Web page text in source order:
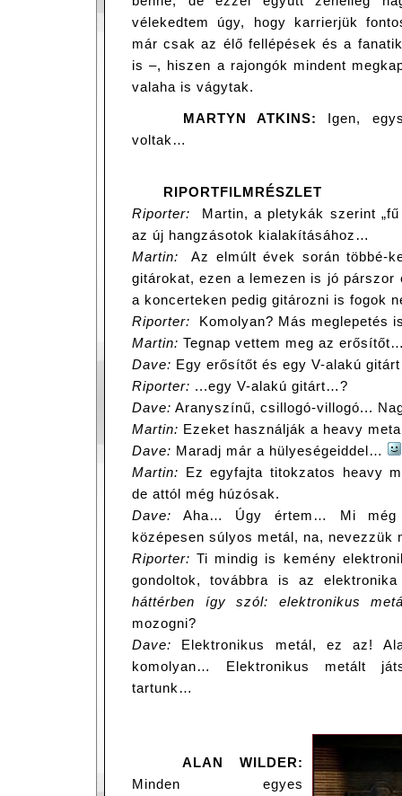
vélekedtem úgy, hogy karrierjük
már csak az élő fellépések és a
is –, hiszen a rajongók mindent
valaha is vágytak.
MARTYN ATKINS:
Igen,
voltak…
RIPORTFILMRÉSZLET
Riporter: Martin, a pletykák szerint
az új hangzásotok kialakításához…
Martin: Az elmúlt évek során többé-
gitárokat, ezen a lemezen is jó
a koncerteken pedig gitározni is fogok
Riporter: Komolyan? Más meglepetés
Martin: Tegnap vettem meg az
Dave: Egy erősítőt és egy V-alakú
Riporter: ...egy V-alakú gitárt…?
Dave: Aranyszínű, csillogó-villogó...
Martin: Ezeket használják a heavy
Dave: Maradj már a hülyeségeiddel…
Martin: Ez egyfajta titokzatos heavy
de attól még húzósak.
Dave: Aha… Úgy értem… Mi
középesen súlyos metál, na, nevezzük
Riporter: Ti mindig is kemény
gondoltok, továbbra is az
háttérben így szól: elektronikus
mozogni?
Dave: Elektronikus metál, ez az!
komolyan… Elektronikus metált
tartunk…
ALAN WILDER:
Minden egyes